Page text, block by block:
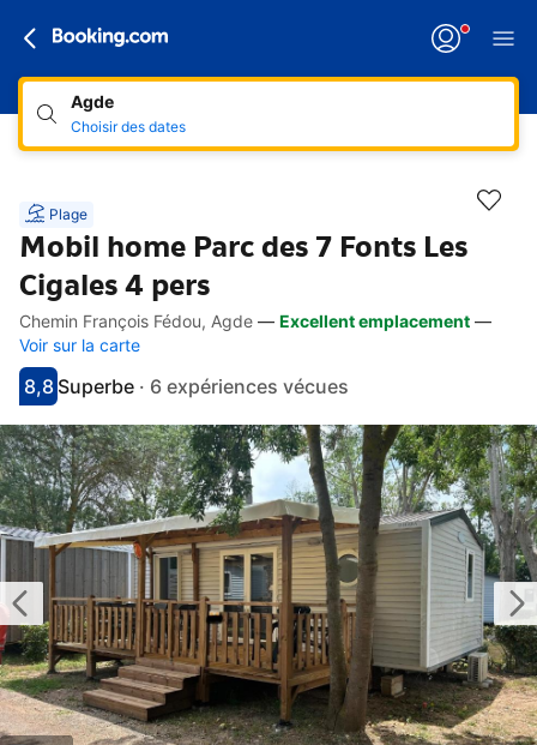
Agde
Choisir des dates
Plage
Mobil home Parc des 7 Fonts Les
Cigales 4 pers
Accès rapides
Aller à la description
Aller aux équipements
Aller aux hébergements
Aller aux conditions
Chemin François Fédou, Agde — Excellent emplacement —
Voir sur la carte
Avec une note de 8.8
8,8
superbeSuperbe · 6 expériences vécues